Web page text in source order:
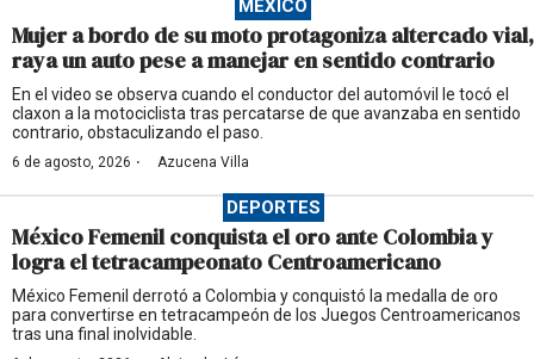
MÉXICO
Mujer a bordo de su moto protagoniza altercado vial,
raya un auto pese a manejar en sentido contrario
En el video se observa cuando el conductor del automóvil le tocó el
claxon a la motociclista tras percatarse de que avanzaba en sentido
contrario, obstaculizando el paso.
6 de agosto, 2026 · Azucena Villa
DEPORTES
México Femenil conquista el oro ante Colombia y
logra el tetracampeonato Centroamericano
México Femenil derrotó a Colombia y conquistó la medalla de oro
para convertirse en tetracampeón de los Juegos Centroamericanos
tras una final inolvidable.